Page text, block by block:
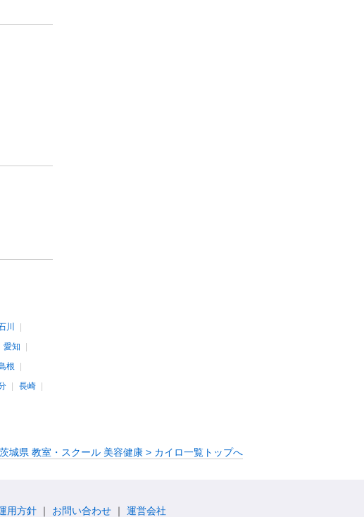
川
愛知
根
長崎
茨城県 教室・スクール 美容健康 > カイロ一覧トップへ
用方針 お問い合わせ 運営会社